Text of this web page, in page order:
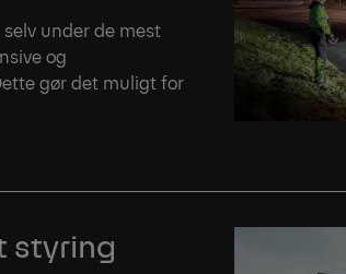
under de mest
og
gør det muligt for
styring